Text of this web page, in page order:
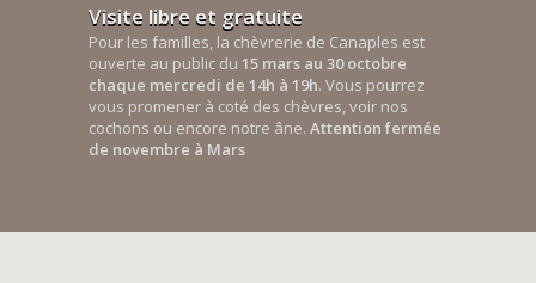
Visite libre et gratuite
Pour les familles, la chèvrerie de Canaples est
ouverte au public du 15 mars au 30 octobre
chaque mercredi de 14h à 19h. Vous pourrez
vous promener à coté des chèvres, voir nos
cochons ou encore notre âne. Attention fermée
de novembre à Mars